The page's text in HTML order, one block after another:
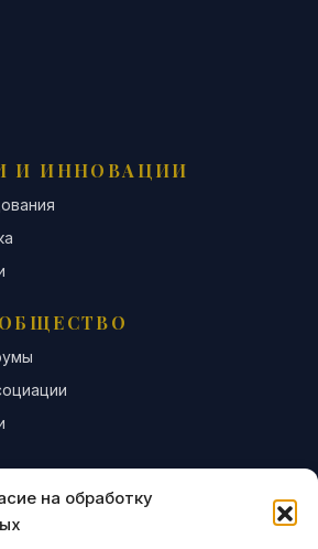
на обработку
И ИННОВАЦИИ
СТАТИСТИКА